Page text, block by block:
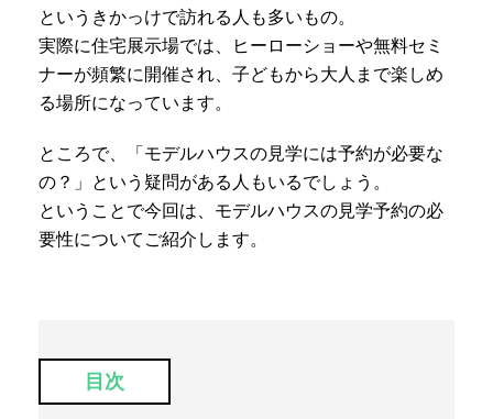
というきかっけで訪れる人も多いもの。
実際に住宅展示場では、ヒーローショーや無料セミ
ナーが頻繁に開催され、子どもから大人まで楽しめ
る場所になっています。
ところで、「モデルハウスの見学には予約が必要な
の？」という疑問がある人もいるでしょう。
ということで今回は、モデルハウスの見学予約の必
要性についてご紹介します。
目次